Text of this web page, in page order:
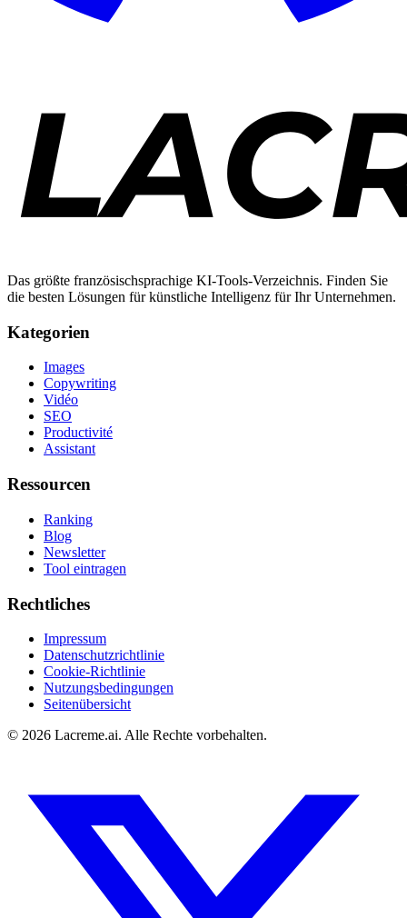
Das größte französischsprachige KI-Tools-Verzeichnis. Finden Sie
die besten Lösungen für künstliche Intelligenz für Ihr Unternehmen.
Kategorien
Images
Copywriting
Vidéo
SEO
Productivité
Assistant
Ressourcen
Ranking
Blog
Newsletter
Tool eintragen
Rechtliches
Impressum
Datenschutzrichtlinie
Cookie-Richtlinie
Nutzungsbedingungen
Seitenübersicht
© 2026 Lacreme.ai. Alle Rechte vorbehalten.